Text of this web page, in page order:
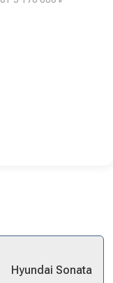
Hyundai Sonata